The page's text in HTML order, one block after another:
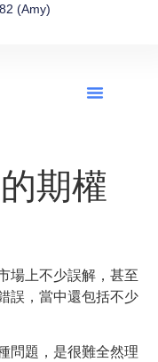
(Amy)
期權
場上不少誤解， 甚至
誤， 當中還包括不少
問題，是很難全然理